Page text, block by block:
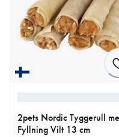
2pets Nordic Tyggerull
Fyllning Vilt 13 cm